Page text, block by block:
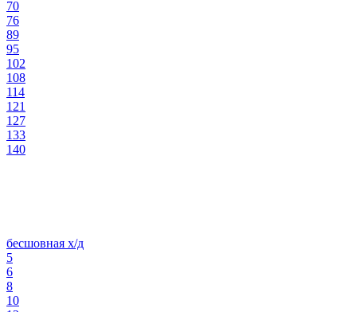
70
76
89
95
102
108
114
121
127
133
140
бесшовная х/д
5
6
8
10